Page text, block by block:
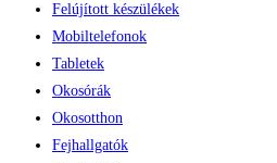
Felújított készülékek
Mobiltelefonok
Tabletek
Okosórák
Okosotthon
Fejhallgatók